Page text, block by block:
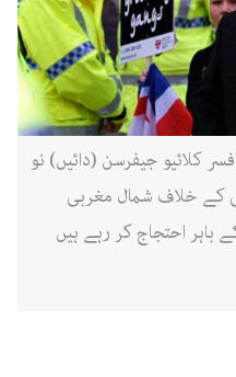
کلائیو جیفرسن (دائیں) نو
کے خلاف شمال مغربی
باہر احتجاج کر رہے ہیں